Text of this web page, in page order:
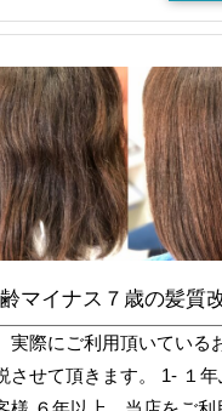
マイナス７歳の髪質
実際にご利用頂いている
させて頂きます。 1- １